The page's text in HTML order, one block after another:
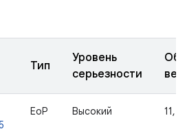
Тип
Уровень
серьезности
EoP Высокий 11,